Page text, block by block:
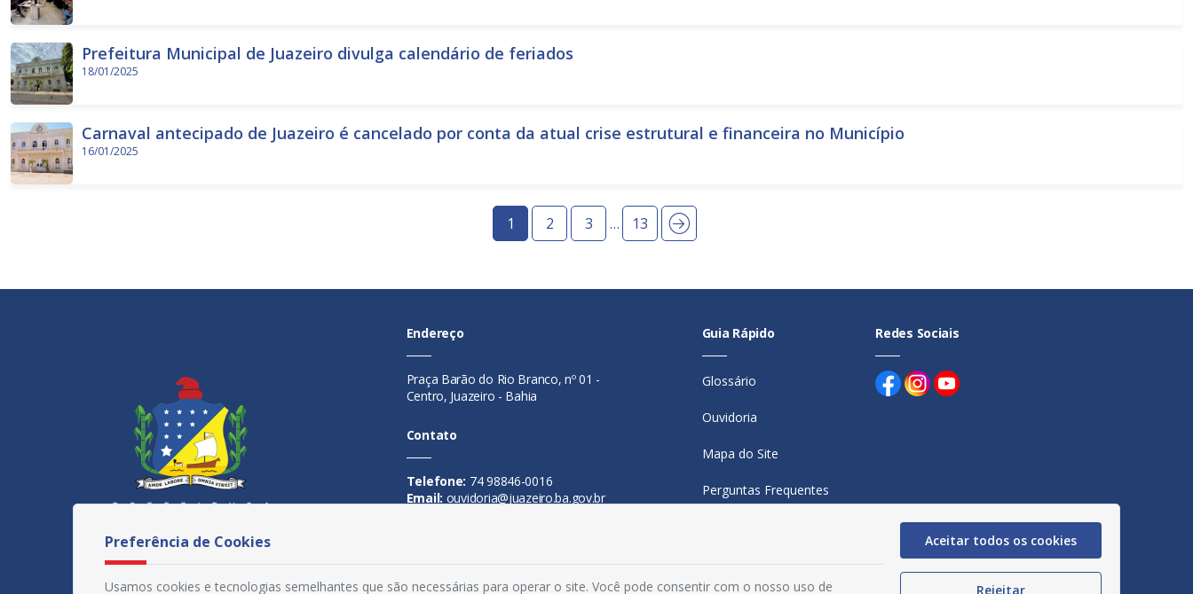
Prefeitura Municipal de Juazeiro divulga calendário de feriados
18/01/2025
Carnaval antecipado de Juazeiro é cancelado por conta da atual crise estrutural e financeira no Município
16/01/2025
1 2 3 … 13
Endereço
Praça Barão do Rio Branco, nº 01 -
Centro, Juazeiro - Bahia
Contato
Telefone: 74 98846-0016
Email: ouvidoria@juazeiro.ba.gov.br
Segunda a sexta-feira, das 08h às
Guia Rápido
Glossário
Ouvidoria
Mapa do Site
Perguntas Frequentes
Política de Privacidade
Redes Sociais
Preferência de Cookies
Usamos cookies e tecnologias semelhantes que são necessárias para operar o site. Você pode consentir com o nosso uso de
Aceitar todos os cookies
Rejeitar